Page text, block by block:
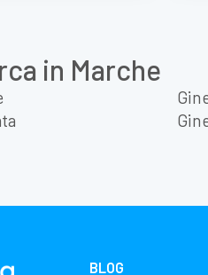
in Marche
BLOG